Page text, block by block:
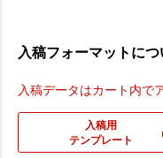
入稿フォーマットにつ
入稿データはカート内で
入稿用
テンプレート